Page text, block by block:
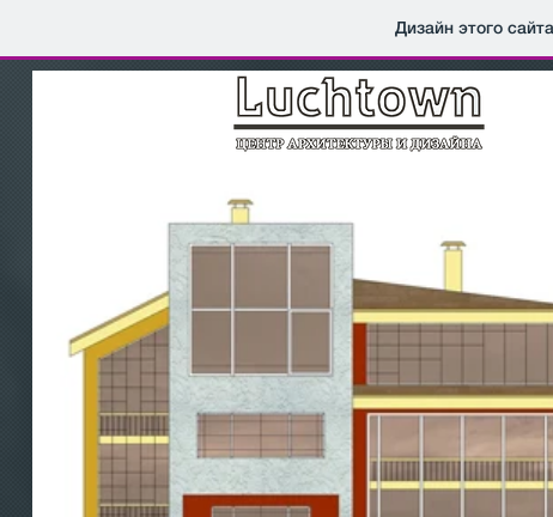
Дизайн этого